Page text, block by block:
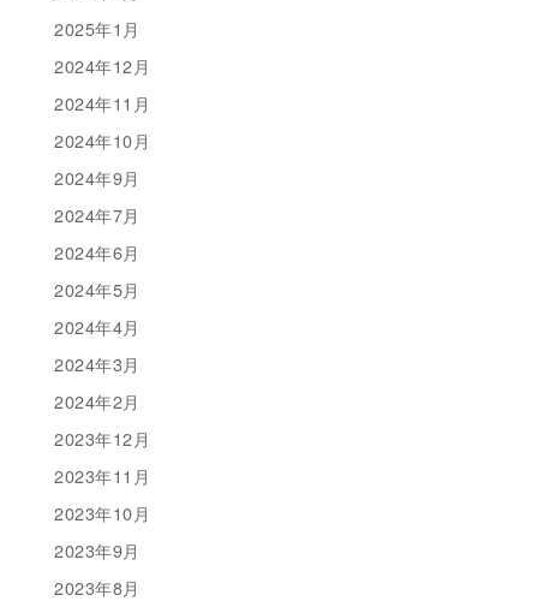
2025年1月
2024年12月
2024年11月
2024年10月
2024年9月
2024年7月
2024年6月
2024年5月
2024年4月
2024年3月
2024年2月
2023年12月
2023年11月
2023年10月
2023年9月
2023年8月